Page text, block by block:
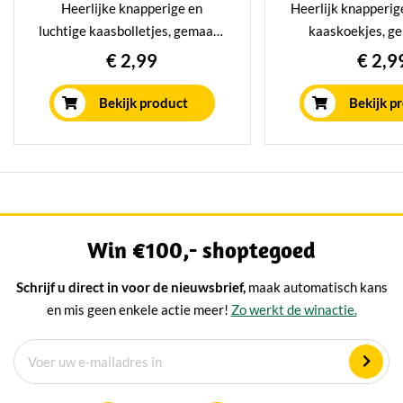
Heerlijke knapperige en
luchtige kaasbolletjes, gemaakt
op ambachtelijke wijze. De
gram en zijn super lekker bij de
koffie, als snack tussendoor en
bij de borrel. Kortom: een super
€ 2,99
Bekijk product
Heerlijk
kaaskoekjes,
ambachtelijke
125 gram en zijn
bij de koffie,
tussendoor en
€
Bekijk
Win €100,- shoptegoed
Schrijf u direct in voor de nieuwsbrief, maak automatisch kans
en mis geen enkele actie meer! Zo werkt de winactie.